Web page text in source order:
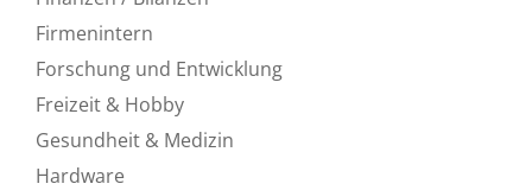
Firmenintern
Forschung und Entwicklung
Freizeit & Hobby
Gesundheit & Medizin
Hardware